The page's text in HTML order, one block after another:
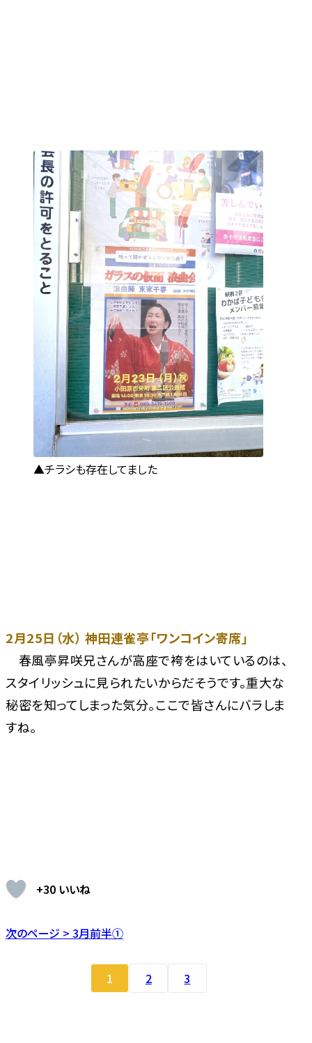
チラシも存在してました
2月25日（水） 神田連雀亭「ワンコイン寄席」
春風亭昇咲兄さんが高座で袴をはいているのは、
スタイリッシュに見られたいからだそうです。重大な
秘密を知ってしまった気分。ここで皆さんにバラしま
すね。
+30 いいね
次のページ > 3月前半①
1 2 3